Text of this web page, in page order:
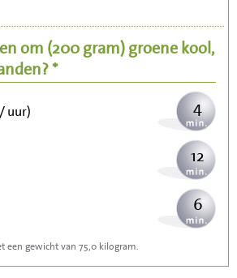
om (200 gram)groene kool,
* 11
uur) 4
12
6
een gewicht van 75,0 kilogram.